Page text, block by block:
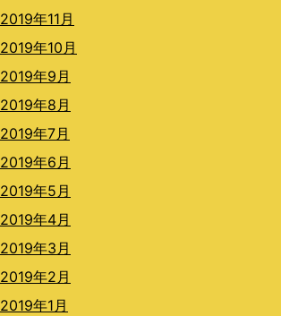
2019年11月
2019年10月
2019年9月
2019年8月
2019年7月
2019年6月
2019年5月
2019年4月
2019年3月
2019年2月
2019年1月